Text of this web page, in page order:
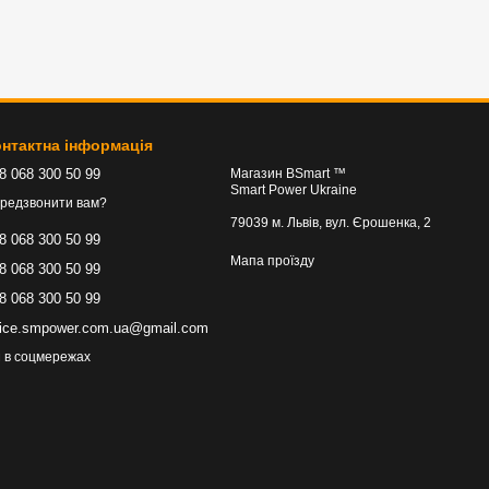
інформація
068 300 50 99
вам?
068 300 50 99
068 300 50 99
068 300 50 99
Магазин BSmart ™
Smart Power Ukraine
79039 м. Львів, вул. Єрошенка, 2
Мапа проїзду
в соцмережах